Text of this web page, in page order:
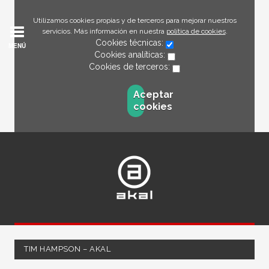
Utilizamos cookies propias y de terceros para mejorar nuestros
servicios. Más información en nuestra política de cookies.
Cookies técnicas:
Cookies analíticas:
Cookies de terceros:
Aceptar
cookies
MENÚ
TIM HAMPSON – AKAL